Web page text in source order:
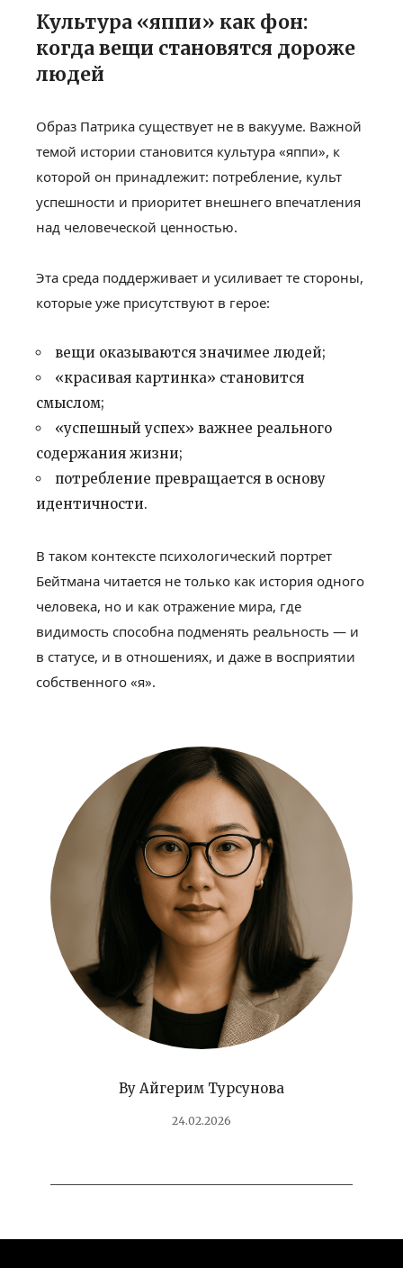
Культура «яппи» как фон:
когда вещи становятся дороже
людей
Образ Патрика существует не в вакууме. Важной
темой истории становится культура «яппи», к
которой он принадлежит: потребление, культ
успешности и приоритет внешнего впечатления
над человеческой ценностью.
Эта среда поддерживает и усиливает те стороны,
которые уже присутствуют в герое:
вещи оказываются значимее людей;
«красивая картинка» становится
смыслом;
«успешный успех» важнее реального
содержания жизни;
потребление превращается в основу
идентичности.
В таком контексте психологический портрет
Бейтмана читается не только как история одного
человека, но и как отражение мира, где
видимость способна подменять реальность — и
в статусе, и в отношениях, и даже в восприятии
собственного «я».
By Айгерим Турсунова
24.02.2026